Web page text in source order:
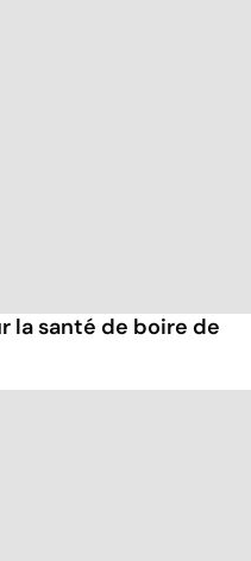
la santé de boire de